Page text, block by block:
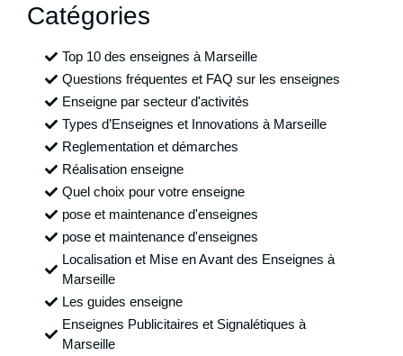
Catégories
Top 10 des enseignes à Marseille
Questions fréquentes et FAQ sur les enseignes
Enseigne par secteur d'activités
Types d’Enseignes et Innovations à Marseille
Reglementation et démarches
Réalisation enseigne
Quel choix pour votre enseigne
pose et maintenance d'enseignes
pose et maintenance d'enseignes
Localisation et Mise en Avant des Enseignes à
Marseille
Les guides enseigne
Enseignes Publicitaires et Signalétiques à
Marseille